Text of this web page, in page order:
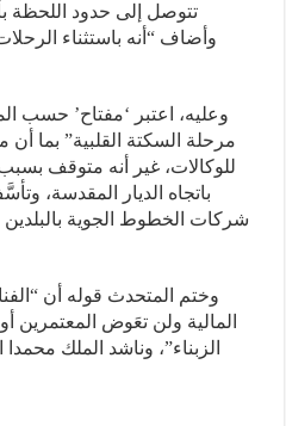
تتوصل إلى حدود اللحظة
وأضاف “أنه باستثناء
وعليه، اعتبر ‘مفتاح’ حسب
مرحلة السكتة القلبية” بما
للوكالات، غير أنه متوقف
باتجاه الديار المقدسة،
شركات الخطوط الجوية
وختم المتحدث قوله أن
المالية ولن تعَوض المعتمرين
الزبناء”، وناشد الملك